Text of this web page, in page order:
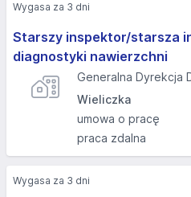
Starszy inspektor/starsza
diagnostyki nawierzchni
Generalna Dyrekcja
Wieliczka
umowa o pracę
praca zdalna
Wygasa za 3 dni
Wygasa za 3 dni